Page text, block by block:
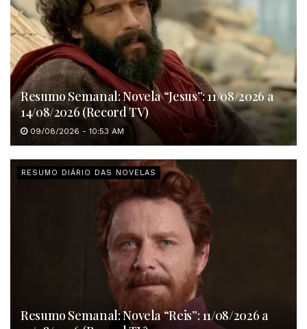
Resumo Semanal: Novela “Jesus”: 11/08/2026 a
14/08/2026 (Record TV)
09/08/2026 - 10:53 AM
RESUMO DIÁRIO DAS NOVELAS
Resumo Semanal: Novela “Reis”: 11/08/2026 a